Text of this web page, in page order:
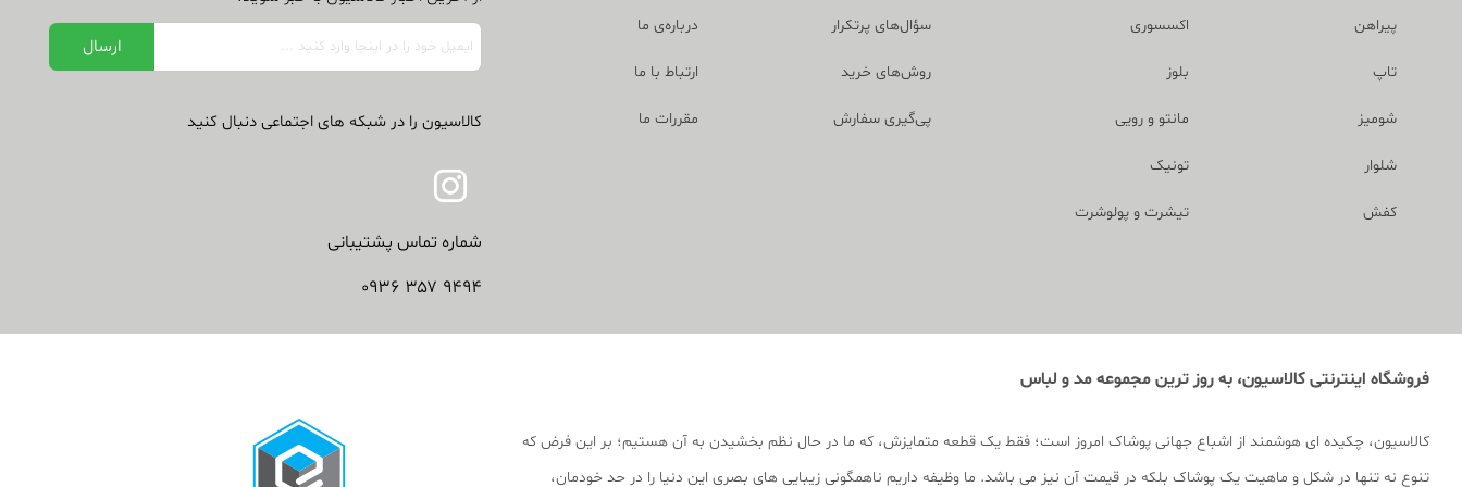
پیراهن
تاپ
شومیز
شلوار
کفش
اکسسوری
بلوز
مانتو و رویی
تونیک
تیشرت و پولوشرت
سؤال‌های پرتکرار
روش‌های خرید
پی‌گیری سفارش
درباره‌ی ما
ارتباط با ما
مقررات ما کالاسیون را در شبکه های اجتماعی دنبال کنید
شماره تماس پشتیبانی
۹۴۹۴ ۳۵۷ ۰۹۳۶
فروشگاه اینترنتی کالاسیون، به روز ترین مجموعه مد و لباس
کالاسیون، چکیده ای هوشمند از اشباع جهانی پوشاک امروز است؛ فقط یک قطعه متمایزش، که ما در حال نظم بخشیدن به آن هستیم؛ بر این فرض که
تنوع نه تنها در شکل و ماهیت یک پوشاک بلکه در قیمت آن نیز می باشد. ما وظیفه داریم ناهمگونی زیبایی های بصری این دنیا را در حد خودمان،